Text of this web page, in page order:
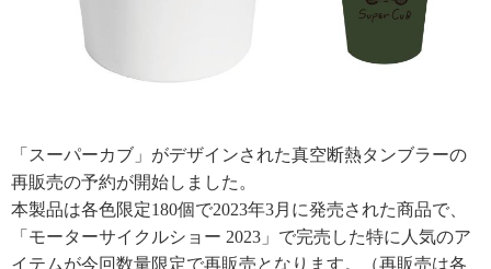
「スーパーカブ」がデザインされた真空断熱タンブラーの
再販売の予約が開始しました。
本製品は各色限定180個で2023年3月に発売された商品で、
「モーターサイクルショー 2023」で完売した特に人気のア
イテムが今回数量限定で再販売となります。（再販売は各